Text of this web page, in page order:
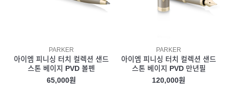
PARKER
아이엠 피니싱 터치 컬렉션 샌드
스톤 베이지 PVD 볼펜
65,000원
PARKER
아이엠 피니싱 터치 컬렉션 샌드
스톤 베이지 PVD 만년필
120,000원